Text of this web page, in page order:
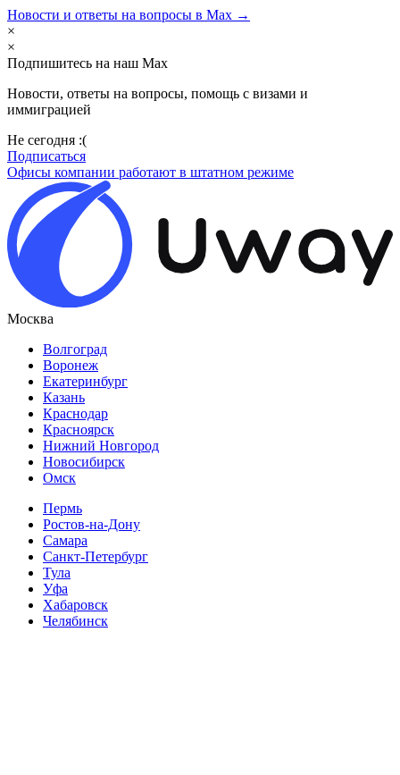
Новости и ответы на вопросы в Max →
×
×
Подпишитесь на наш Max
Новости, ответы на вопросы, помощь с визами и
иммиграцией
Не сегодня :(
Подписаться
Офисы компании работают в штатном режиме
Москва
Волгоград
Воронеж
Екатеринбург
Казань
Краснодар
Красноярск
Нижний Новгород
Новосибирск
Омск
Пермь
Ростов-на-Дону
Самара
Санкт-Петербург
Тула
Уфа
Хабаровск
Челябинск